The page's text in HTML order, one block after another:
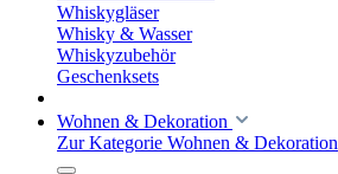
Whiskygläser
Whisky & Wasser
Whiskyzubehör
Geschenksets
Wohnen & Dekoration
Zur Kategorie Wohnen & Dekoration